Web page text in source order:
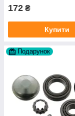
172 ₴
Купити
Подарунок